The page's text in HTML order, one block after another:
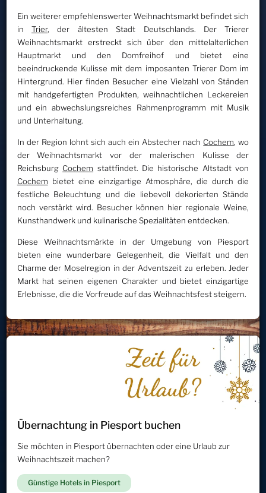
Ein weiterer empfehlenswerter Weihnachtsmarkt befindet sich
inTrier, der ältesten Stadt Deutschlands. Der Trierer
Weihnachtsmarkt erstreckt sich über den mittelalterlichen
Hauptmarkt und den Domfreihof und bietet eine
beeindruckende Kulisse mit dem imposanten Trierer Dom im
Hintergrund. Hier finden Besucher eine Vielzahl von Ständen
mit handgefertigten Produkten, weihnachtlichen Leckereien
und ein abwechslungsreiches Rahmenprogramm mit Musik
und Unterhaltung.
In der Region lohnt sich auch ein Abstecher nach Cochem, wo
der Weihnachtsmarkt vor der malerischen Kulisse der
Reichsburg Cochem stattfindet. Die historische Altstadt von
Cochem bietet eine einzigartige Atmosphäre, die durch die
festliche Beleuchtung und die liebevoll dekorierten Stände
noch verstärkt wird. Besucher können hier regionale Weine,
Kunsthandwerk und kulinarische Spezialitäten entdecken.
Diese Weihnachtsmärkte in der Umgebung von Piesport
bieten eine wunderbare Gelegenheit, die Vielfalt und den
Charme der Moselregion in der Adventszeit zu erleben. Jeder
Markt hat seinen eigenen Charakter und bietet einzigartige
Erlebnisse, die die Vorfreude auf das Weihnachtsfest steigern.
Übernachtung in Piesport buchen
Sie möchten in Piesport übernachten oder eine Urlaub zur
Weihnachtszeit machen?
Günstige Hotels in Piesport